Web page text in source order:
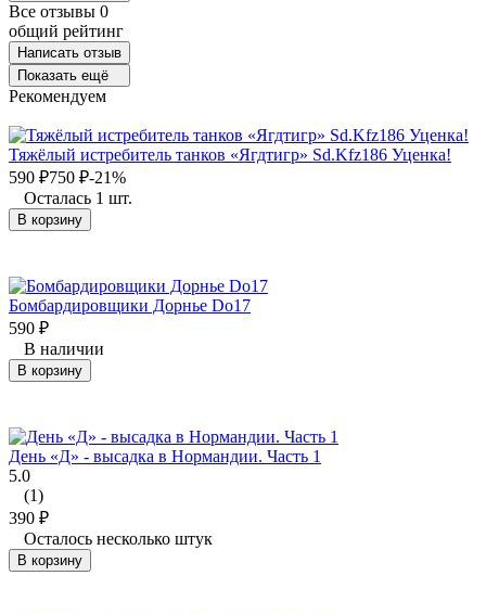
Все отзывы 0
общий рейтинг
Написать отзыв
Показать ещё
Рекомендуем
Тяжёлый истребитель танков «Ягдтигр» Sd.Kfz186 Уценка!
590 ₽750 ₽-21%
Осталась 1 шт.
В корзину
Бомбардировщики Дорнье Do17
590 ₽
В наличии
В корзину
День «Д» - высадка в Нормандии. Часть 1
5.0
(1)
390 ₽
Осталось несколько штук
В корзину